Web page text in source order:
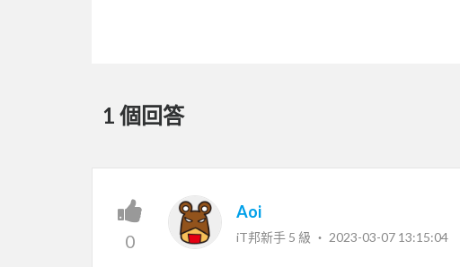
1 個回答
0
Aoi
iT邦新手 5 級 ‧ 2023-03-07 13:15:04